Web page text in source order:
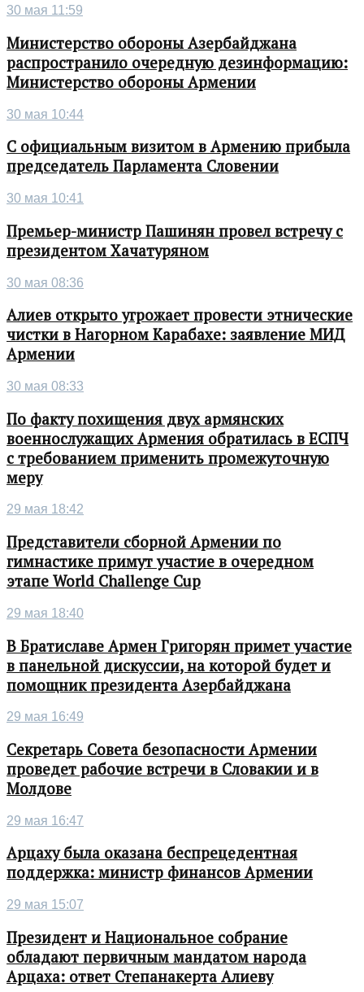
30 мая 11:59
Министерство обороны Азербайджана
распространило очередную дезинформацию:
Министерство обороны Армении
30 мая 10:44
С официальным визитом в Армению прибыла
председатель Парламента Словении
30 мая 10:41
Премьер-министр Пашинян провел встречу с
президентом Хачатуряном
30 мая 08:36
Алиев открыто угрожает провести этнические
чистки в Нагорном Карабахе: заявление МИД
Армении
30 мая 08:33
По факту похищения двух армянских
военнослужащих Армения обратилась в ЕСПЧ
с требованием применить промежуточную
меру
29 мая 18:42
Представители сборной Армении по
гимнастике примут участие в очередном
этапе World Challenge Cup
29 мая 18:40
В Братиславе Армен Григорян примет участие
в панельной дискуссии, на которой будет и
помощник президента Азербайджана
29 мая 16:49
Секретарь Совета безопасности Армении
проведет рабочие встречи в Словакии и в
Молдове
29 мая 16:47
Арцаху была оказана беспрецедентная
поддержка: министр финансов Армении
29 мая 15:07
Президент и Национальное собрание
обладают первичным мандатом народа
Арцаха: ответ Степанакерта Алиеву